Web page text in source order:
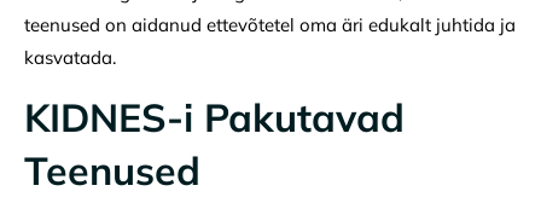
teenused on aidanud ettevõtetel oma äri edukalt juhtida ja
kasvatada.
KIDNES-i Pakutavad
Teenused